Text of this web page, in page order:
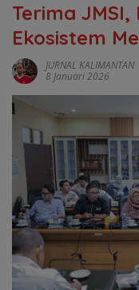
Terima JMSI,
Ekosistem
JURNAL KALIMANTAN
8 Januari 2026